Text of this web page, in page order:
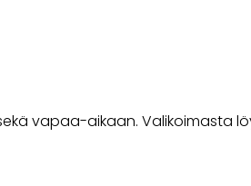
vapaa-aikaan. Valikoimasta